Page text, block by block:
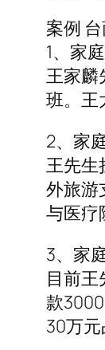
案例
1、家
王家麟
班。王
2、家
王先生
外旅游
与医疗
3、家
目前
款
30万元